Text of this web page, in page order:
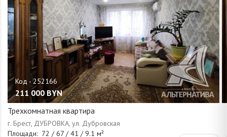
211 000 BYN
Трехкомнатная квартира